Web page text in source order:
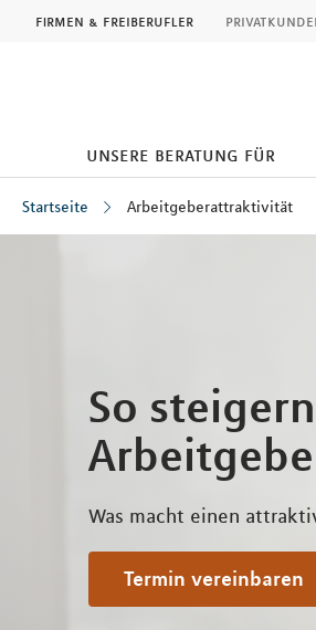
firmen & freiberufler
unsere beratung für
Startseite Arbeitgeberattraktivität
So
Was macht einen
Termin vereinbaren